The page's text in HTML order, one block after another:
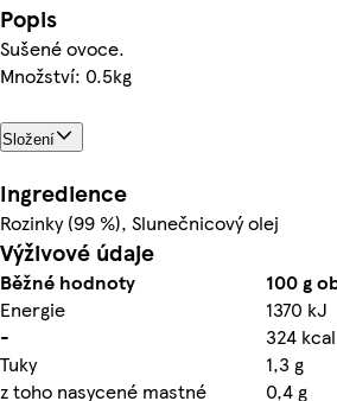
Popis
Sušené ovoce.
Množství: 0.5kg
Složení
Ingredience
Rozinky (99 %), Slunečnicový olej
Výživové údaje
Běžné hodnoty
100 g
Energie
1370 kJ
-
324 kcal
Tuky
1,3 g
z toho nasycené mastné
0,4 g